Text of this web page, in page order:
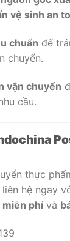
vệ sinh an
chuẩn để
chuyển.
vận chuyển
cầu.
thực
hệ ngay
phívà